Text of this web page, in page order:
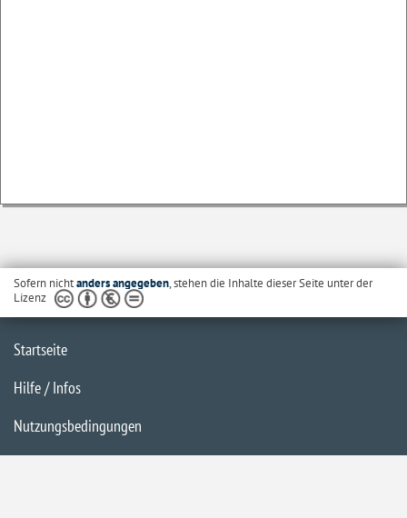
Sofern nichtanders angegeben, stehen die Inhalte dieser Seite unter der
Lizenz
Startseite
Hilfe / Infos
Nutzungsbedingungen